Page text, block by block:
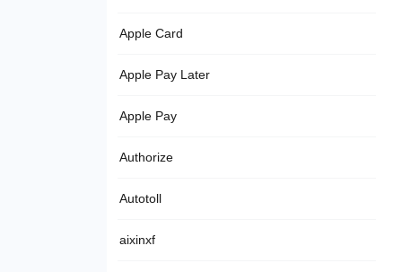
Apple Card
Apple Pay Later
Apple Pay
Authorize
Autotoll
aixinxf